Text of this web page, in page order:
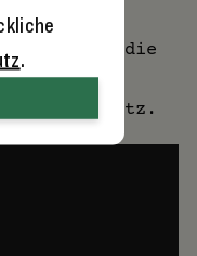
man die
Fässer
Lagerplatz.
.